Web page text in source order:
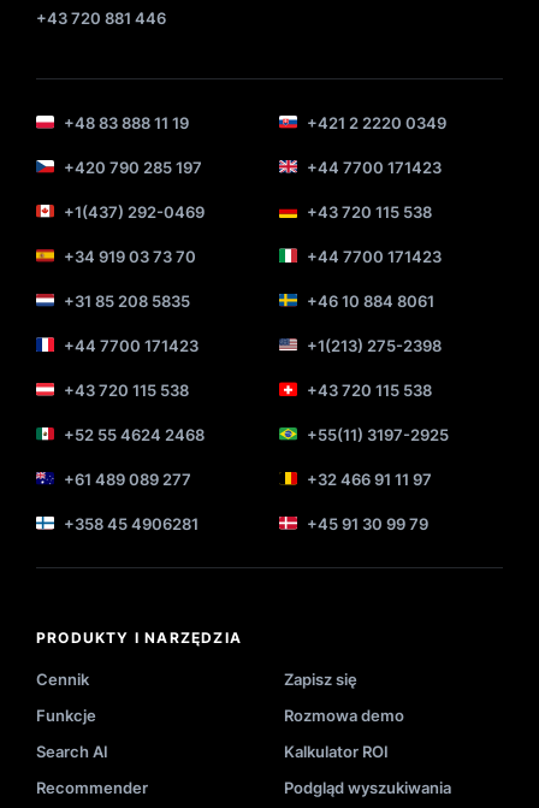
+43 720 881 446
+48 83 888 11 19 +421 2 2220 0349
+420 790 285 197 +44 7700 171423
+1(437) 292-0469 +43 720 115 538
+34 919 03 73 70 +44 7700 171423
+31 85 208 5835 +46 10 884 8061
+44 7700 171423 +1(213) 275-2398
+43 720 115 538 +43 720 115 538
+52 55 4624 2468 +55(11) 3197-2925
+61 489 089 277 +32 466 91 11 97
+358 45 4906281 +45 91 30 99 79
PRODUKTY I NARZĘDZIA
Cennik
Zapisz się
Funkcje
Rozmowa demo
Search AI
Kalkulator ROI
Recommender
Podgląd wyszukiwania